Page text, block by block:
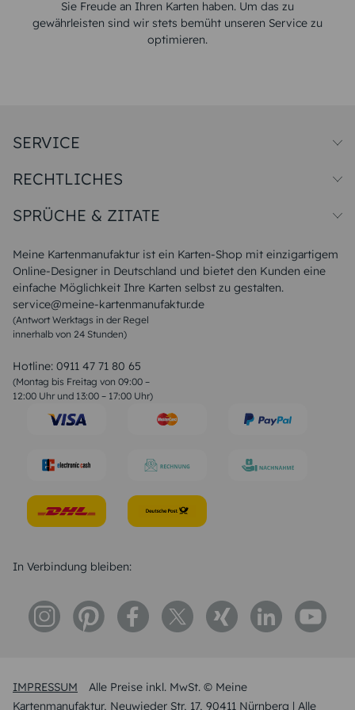
Sie Freude an Ihren Karten haben. Um das zu
gewährleisten sind wir stets bemüht unseren Service zu
optimieren.
Meine Kartenmanufaktur ist ein Karten-Shop mit einzigartigem
Online-Designer in Deutschland und bietet den Kunden eine
einfache Möglichkeit Ihre Karten selbst zu gestalten.
service@meine-kartenmanufaktur.de
(Antwort Werktags in der Regel
innerhalb von 24 Stunden)
Hotline: 0911 47 71 80 65
(Montag bis Freitag von 09:00 –
12:00 Uhr und 13:00 – 17:00 Uhr)
SERVICE
Papiersorten
Unsere Produktion
Magazin
FAQ
RECHTLICHES
Widerrufsbelehrung
SPRÜCHE & ZITATE
Liebeskummer Sprüche
Sommer Sprüche
Muttertagssprüche
Sprüche zur Hochzeit
Sprüche zur Konfirmation & Kommunion
Weihnachtsgedichte
Liebessprüche
Geburtstagssprüche
Trauersprüche
Konfirmation Glückwünsche
IMPRESSUM
Alle Preise inkl. MwSt. © Meine
Kartenmanufaktur, Neuwieder Str, 17, 90411 Nürnberg | Alle
In Verbindung bleiben: